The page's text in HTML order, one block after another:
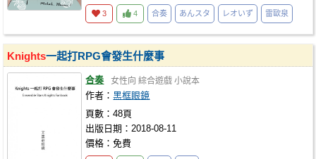
3 4 合奏 あんスタ レオいず 雷歐泉
Knights一起打RPG會發生什麼事
合奏 女性向 綜合遊戲 小說本
作者：黑框眼鏡
頁數：48頁
出版日期：2018-08-11
價格：免費